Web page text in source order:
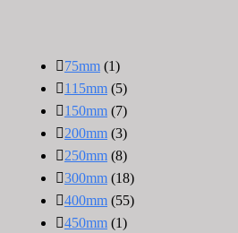
75mm (1)
115mm (5)
150mm (7)
200mm (3)
250mm (8)
300mm (18)
400mm (55)
450mm (1)